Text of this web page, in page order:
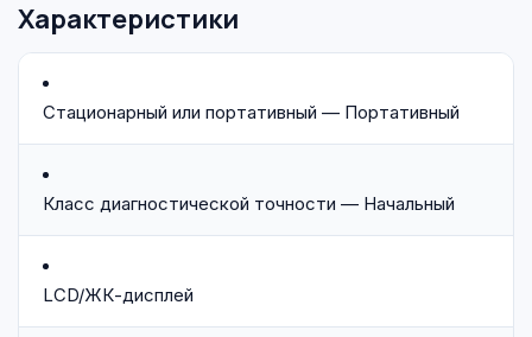
Характеристики
Стационарный или портативный — Портативный
Класс диагностической точности — Начальный
LCD/ЖК-дисплей